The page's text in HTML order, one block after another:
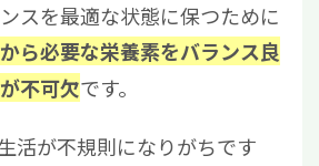
スを最適な状態に保つために
ら必要な栄養素をバランス良
不可欠です。
活が不規則になりがちです